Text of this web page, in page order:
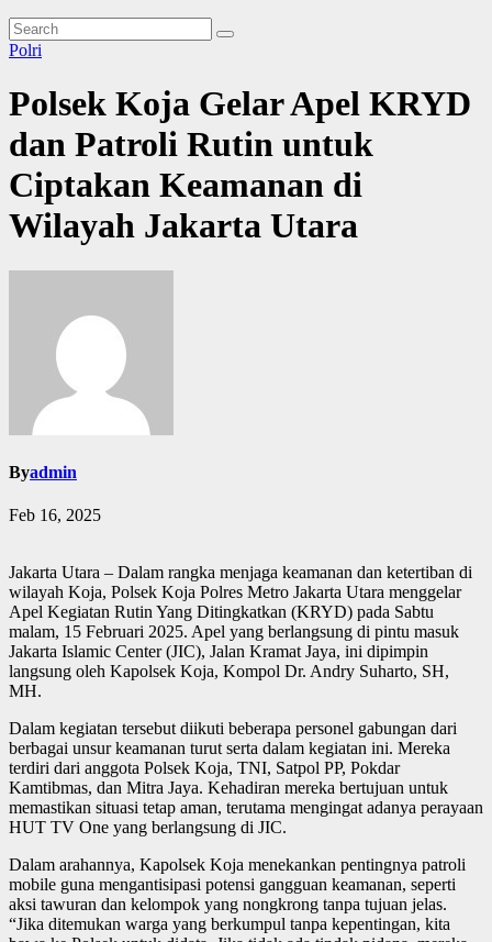
Polri
Polsek Koja Gelar Apel KRYD
dan Patroli Rutin untuk
Ciptakan Keamanan di
Wilayah Jakarta Utara
Byadmin
Feb 16, 2025
Jakarta Utara – Dalam rangka menjaga keamanan dan ketertiban di
wilayah Koja, Polsek Koja Polres Metro Jakarta Utara menggelar
Apel Kegiatan Rutin Yang Ditingkatkan (KRYD) pada Sabtu
malam, 15 Februari 2025. Apel yang berlangsung di pintu masuk
Jakarta Islamic Center (JIC), Jalan Kramat Jaya, ini dipimpin
langsung oleh Kapolsek Koja, Kompol Dr. Andry Suharto, SH,
MH.
Dalam kegiatan tersebut diikuti beberapa personel gabungan dari
berbagai unsur keamanan turut serta dalam kegiatan ini. Mereka
terdiri dari anggota Polsek Koja, TNI, Satpol PP, Pokdar
Kamtibmas, dan Mitra Jaya. Kehadiran mereka bertujuan untuk
memastikan situasi tetap aman, terutama mengingat adanya perayaan
HUT TV One yang berlangsung di JIC.
Dalam arahannya, Kapolsek Koja menekankan pentingnya patroli
mobile guna mengantisipasi potensi gangguan keamanan, seperti
aksi tawuran dan kelompok yang nongkrong tanpa tujuan jelas.
“Jika ditemukan warga yang berkumpul tanpa kepentingan, kita